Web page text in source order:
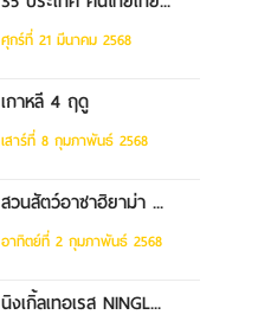
ศุกร์ที่ 21 มีนาคม 2568
เกาหลี 4 ฤดู
เสาร์ที่ 8 กุมภาพันธ์ 2568
สวนสัตว์อาซาฮิยาม่า ...
อาทิตย์ที่ 2 กุมภาพันธ์ 2568
นิงเกิ้ลเทอเรส NINGL...